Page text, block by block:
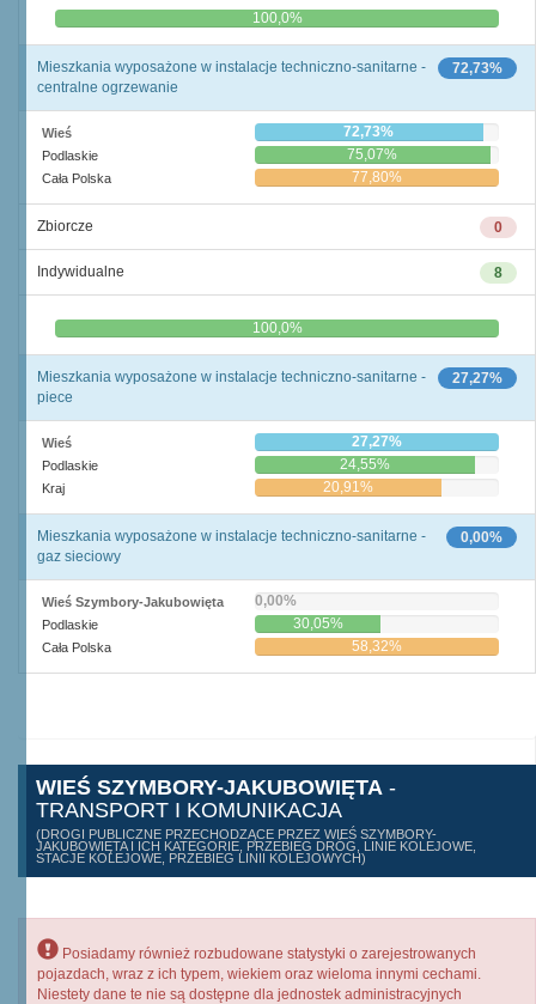
0,0% 100,0%
72,73%
Mieszkania wyposażone w instalacje techniczno-sanitarne -
centralne ogrzewanie
Wieś 72,73%
Podlaskie 75,07%
Cała Polska 77,80%
0
Zbiorcze
8
Indywidualne
0,0% 100,0%
27,27%
Mieszkania wyposażone w instalacje techniczno-sanitarne -
piece
Wieś 27,27%
Podlaskie 24,55%
Kraj 20,91%
0,00%
Mieszkania wyposażone w instalacje techniczno-sanitarne -
gaz sieciowy
Wieś Szymbory-Jakubowięta 0,00%
Podlaskie 30,05%
Cała Polska 58,32%
WIEŚ SZYMBORY-JAKUBOWIĘTA -
TRANSPORT I KOMUNIKACJA
(DROGI PUBLICZNE PRZECHODZĄCE PRZEZ WIEŚ SZYMBORY-
JAKUBOWIĘTA I ICH KATEGORIE, PRZEBIEG DRÓG, LINIE KOLEJOWE,
STACJE KOLEJOWE, PRZEBIEG LINII KOLEJOWYCH)
Posiadamy również rozbudowane statystyki o zarejestrowanych
pojazdach, wraz z ich typem, wiekiem oraz wieloma innymi cechami.
Niestety dane te nie są dostępne dla jednostek administracyjnych